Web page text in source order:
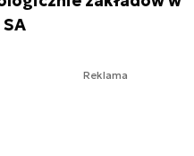
Reklama